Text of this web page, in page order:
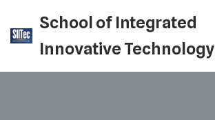
Skip
content
School of Integrated
Innovative Technology